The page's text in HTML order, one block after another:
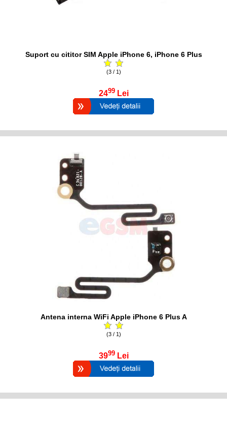
Suport cu cititor SIM Apple iPhone 6, iPhone 6 Plus
(3 / 1)
2499 Lei
Antena interna WiFi Apple iPhone 6 Plus A
(3 / 1)
3999 Lei